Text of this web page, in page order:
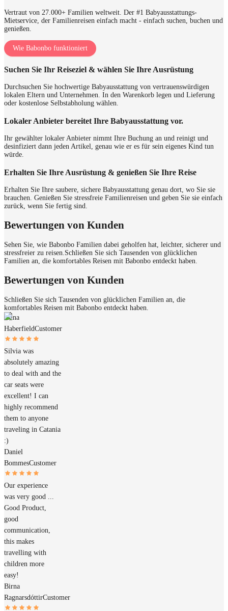
Vertraut von 27.000+ Familien weltweit. Der #1 Babyausstattungs-
Mietservice, der Familienreisen einfach macht - einfach suchen, buchen und
genießen.
Wie Babonbo funktioniert
Suchen Sie Ihr Reiseziel & wählen Sie Ihre Ausrüstung
Durchsuchen Sie hochwertige Babyausstattung von vertrauenswürdigen
lokalen Eltern und Unternehmen. In den Warenkorb legen und Lieferung
oder kostenlose Selbstabholung wählen.
Lokaler Anbieter bereitet Ihre Babyausstattung vor.
Ihr gewählter lokaler Anbieter nimmt Ihre Buchung an und reinigt und
desinfiziert dann jeden Artikel, genau wie er es für sein eigenes Kind tun
würde.
Erhalten Sie Ihre Ausrüstung & genießen Sie Ihre Reise
Erhalten Sie Ihre saubere, sichere Babyausstattung genau dort, wo Sie sie
brauchen. Genießen Sie stressfreie Familienreisen und geben Sie sie einfach
zurück, wenn Sie fertig sind.
Bewertungen von Kunden
Sehen Sie, wie Babonbo Familien dabei geholfen hat, leichter, sicherer und
stressfreier zu reisen. Schließen Sie sich Tausenden von glücklichen
Familien an, die komfortables Reisen mit Babonbo entdeckt haben.
Bewertungen von Kunden
Schließen Sie sich Tausenden von glücklichen Familien an, die
komfortables Reisen mit Babonbo entdeckt haben.
Anna
HaberfieldCustomer
Silvia was
absolutely amazing
to deal with and the
car seats were
excellent! I can
highly recommend
them to anyone
traveling in Catania
:)
Daniel
BommesCustomer
Our experience
was very good ...
Good Product,
good
communication,
this makes
travelling with
children more
easy!
Birna
RagnarsdóttirCustomer